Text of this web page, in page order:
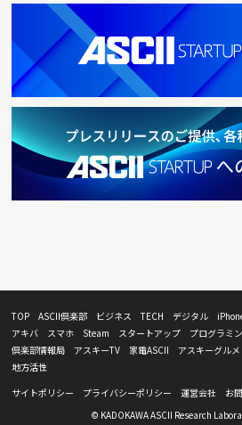
TOP ASCII倶楽部 ビジネス TECH デジタル
アキバ
スマホ Steam スタートアップ プログラミ
倶楽部情報局
アスキーTV 家電ASCII アスキーグルメ
地方活性
サイトポリシー
プライバシーポリシー 運営会社 お
© KADOKAWA ASCII Research